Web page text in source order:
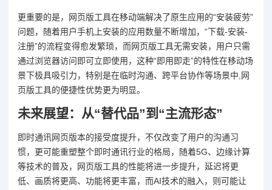
更重要的是，网页版工具在移动端解决了原生应用的“安装疲劳”
问题，随着用户手机上安装的应用数量不断增加，“下载-安装-
注册”的流程变得愈发繁琐，而网页版工具无需安装，用户只需
通过浏览器访问即可立即使用，这种“即用即走”的特性在移动场
景下极具吸引力，特别是在临时沟通、跨平台协作等场景中,网
页版工具的便捷性优势更为明显。
未来展望：从“替代品”到“主流形态”
即时通讯网页版本的接受度提升，不仅改变了用户的沟通习
惯，更可能重塑整个即时通讯行业的格局，随着5G、边缘计算
等技术的普及，网页版工具的性能将进一步提升，延迟将更
低、画质将更高、功能将更丰富，而AI技术的融入，则可能让